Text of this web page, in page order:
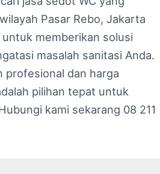
Pasar Rebo, Jakarta
untuk memberikan solusi
masalah sanitasi Anda.
profesional dan harga
pilihan tepat untuk
kami sekarang 08 211